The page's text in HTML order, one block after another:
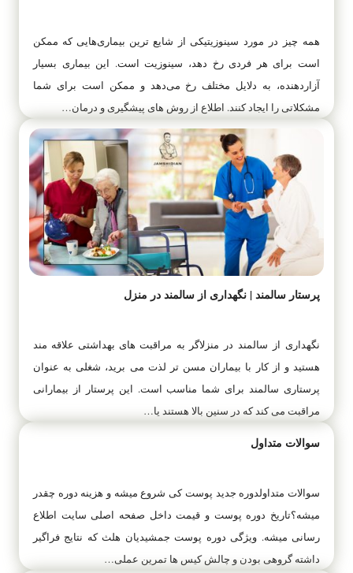
همه چیز در مورد سینوزیتیکی از شایع ‌ترین بیماری‌هایی که ممکن
است برای هر فردی رخ دهد، سینوزیت است. این بیماری بسیار
آزاردهنده، به دلایل مختلف رخ می‌دهد و ممکن است برای شما
مشکلاتی را ایجاد کنند. اطلاع از روش ‌های پیشگیری و درمان…
پرستار سالمند | نگهداری از سالمند در منزل
نگهداری از سالمند در منزلاگر به مراقبت های بهداشتی علاقه مند
هستید و از کار با بیماران مسن تر لذت می برید، شغلی به عنوان
پرستاری سالمند برای شما مناسب است. این پرستار از بیمارانی
مراقبت می کند که در سنین بالا هستند یا…
سوالات متداول
سوالات متداولدوره جدید پوست کی شروع میشه و هزینه دوره چقدر
میشه؟تاریخ دوره پوست و قیمت داخل صفحه اصلی سایت اطلاع
رسانی میشه. ویژگی دوره پوست جمشیدیان هلث که نتایج فراگیر
داشته گروهی بودن و چالش کیس ها تمرین عملی…